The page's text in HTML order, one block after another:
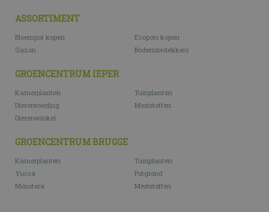
ASSORTIMENT
Bloempot kopen
Ecopots kopen
Gazon
Bodembedekkers
GROENCENTRUM IEPER
Kamerplanten
Tuinplanten
Dierenvoeding
Meststoffen
Dierenwinkel
GROENCENTRUM BRUGGE
Kamerplanten
Tuinplanten
Yucca
Potgrond
Monstera
Meststoffen